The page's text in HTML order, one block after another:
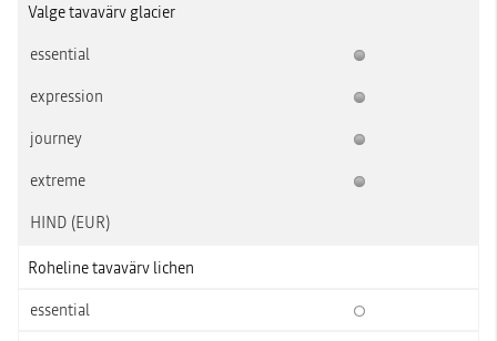
Valge tavavärv glacier
Roheline tavavärv lichen